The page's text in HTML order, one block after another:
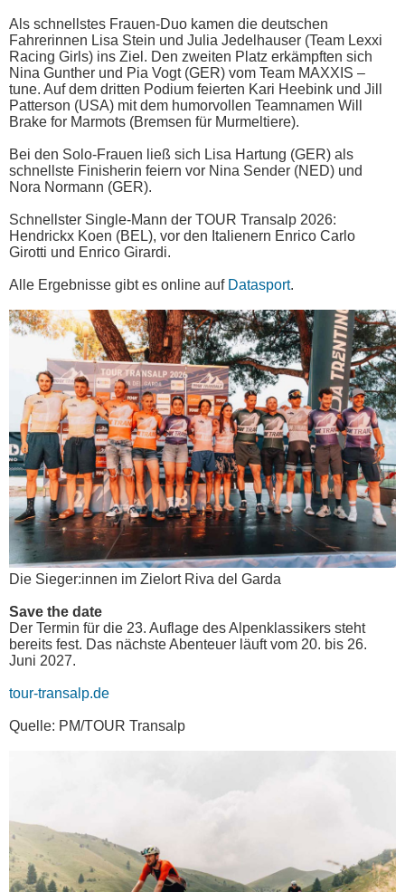
Als schnellstes Frauen-Duo kamen die deutschen
Fahrerinnen Lisa Stein und Julia Jedelhauser (Team Lexxi
Racing Girls) ins Ziel. Den zweiten Platz erkämpften sich
Nina Gunther und Pia Vogt (GER) vom Team MAXXIS –
tune. Auf dem dritten Podium feierten Kari Heebink und Jill
Patterson (USA) mit dem humorvollen Teamnamen Will
Brake for Marmots (Bremsen für Murmeltiere).
Bei den Solo-Frauen ließ sich Lisa Hartung (GER) als
schnellste Finisherin feiern vor Nina Sender (NED) und
Nora Normann (GER).
Schnellster Single-Mann der TOUR Transalp 2026:
Hendrickx Koen (BEL), vor den Italienern Enrico Carlo
Girotti und Enrico Girardi.
Alle Ergebnisse gibt es online auf Datasport.
Die Sieger:innen im Zielort Riva del Garda
Save the date
Der Termin für die 23. Auflage des Alpenklassikers steht
bereits fest. Das nächste Abenteuer läuft vom 20. bis 26.
Juni 2027.
tour-transalp.de
Quelle: PM/TOUR Transalp